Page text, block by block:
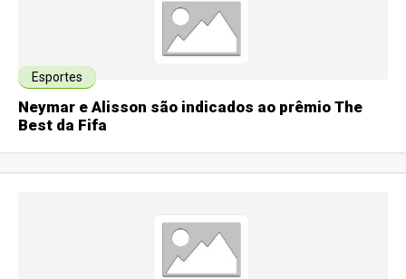
Esportes
Neymar e Alisson são indicados ao prêmio The
Best da Fifa